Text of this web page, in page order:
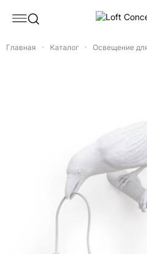
Главная Каталог Освещение